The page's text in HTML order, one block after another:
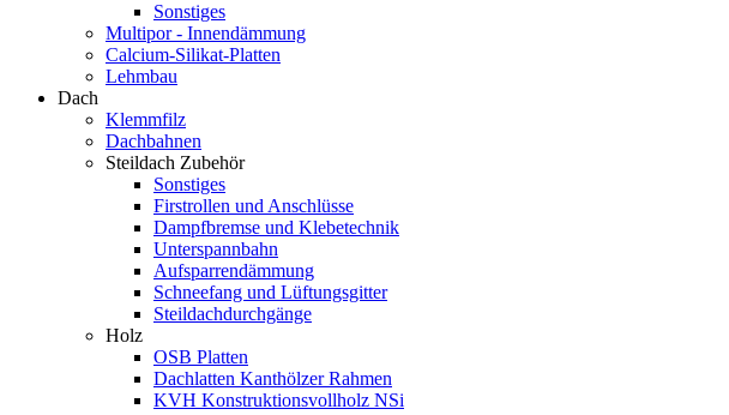
Sonstiges
Multipor - Innendämmung
Calcium-Silikat-Platten
Lehmbau
Dach
Klemmfilz
Dachbahnen
Steildach Zubehör
Sonstiges
Firstrollen und Anschlüsse
Dampfbremse und Klebetechnik
Unterspannbahn
Aufsparrendämmung
Schneefang und Lüftungsgitter
Steildachdurchgänge
Holz
OSB Platten
Dachlatten Kanthölzer Rahmen
KVH Konstruktionsvollholz NSi